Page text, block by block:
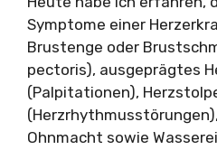
Symptome einer
Brustenge oder
pectoris), ausgeprägtes
(Palpitationen),
Ohnmacht sowie